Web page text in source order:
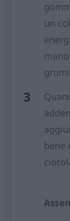
un
bene